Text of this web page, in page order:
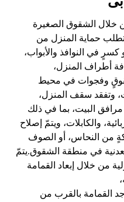
الشقوق الصغيرة
حماية المنزل من
في النوافذ والأبواب،
أطراف المنزل،
وفجوات في محيط
وتفقد سقف المنزل،
البيت، بما في ذلك
والكابلات، ويتمّ إصلاح
من النحاس، أو الصوف
في منطقة الشقوق.يتمّ
من خلال إبعاد القمامة
القمامة بالقرب من